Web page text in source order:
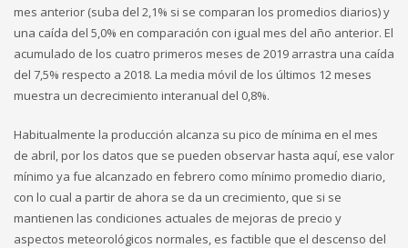
mes anterior (suba del 2,1% si se comparan los promedios diarios) y
una caída del 5,0% en comparación con igual mes del año anterior. El
acumulado de los cuatro primeros meses de 2019 arrastra una caída
del 7,5% respecto a 2018. La media móvil de los últimos 12 meses
muestra un decrecimiento interanual del 0,8%.
Habitualmente la producción alcanza su pico de mínima en el mes
de abril, por los datos que se pueden observar hasta aquí, ese valor
mínimo ya fue alcanzado en febrero como mínimo promedio diario,
con lo cual a partir de ahora se da un crecimiento, que si se
mantienen las condiciones actuales de mejoras de precio y
aspectos meteorológicos normales, es factible que el descenso del